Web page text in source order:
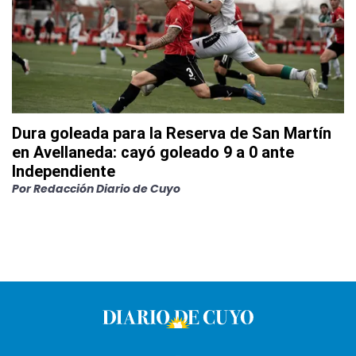
Dura goleada para la Reserva de San Martín
en Avellaneda: cayó goleado 9 a 0 ante
Independiente
PorRedacción Diario de Cuyo